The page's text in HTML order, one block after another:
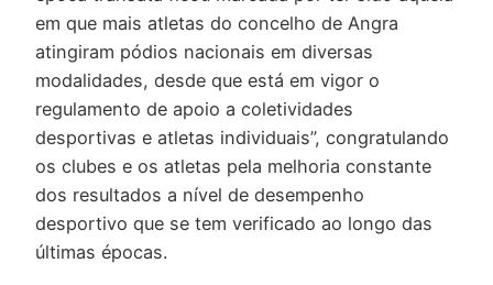
em que mais atletas do concelho de Angra
atingiram pódios nacionais em diversas
modalidades, desde que está em vigor o
regulamento de apoio a coletividades
desportivas e atletas individuais”, congratulando
os clubes e os atletas pela melhoria constante
dos resultados a nível de desempenho
desportivo que se tem verificado ao longo das
últimas épocas.